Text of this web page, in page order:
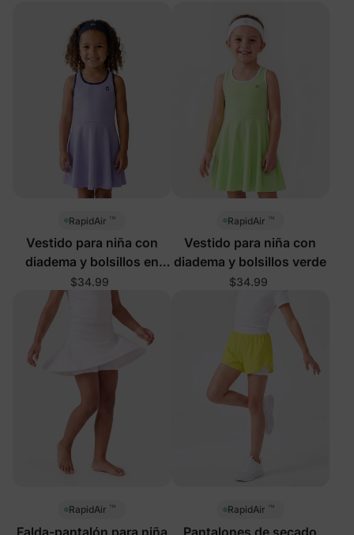
Profundo
RapidAir ™
Vestido para niña con
diadema y bolsillos en
color púrpura claro
$34.99
RapidAir ™
Vestido para niña con
diadema y bolsillos verde
$34.99
RapidAir ™
Falda-pantalón para niña
RapidAir ™
Pantalones de secado